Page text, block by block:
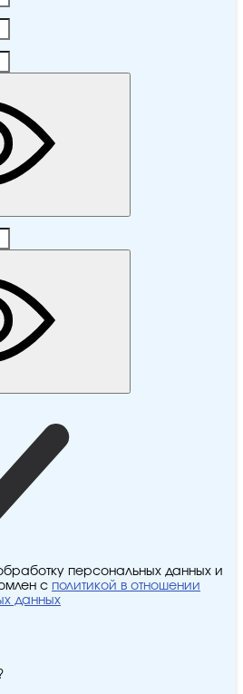
персональных данных и
с политикой в отношении
данных